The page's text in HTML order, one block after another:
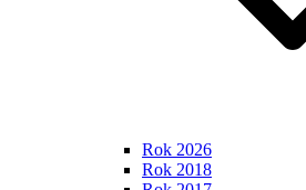
Rok 2026
Rok 2018